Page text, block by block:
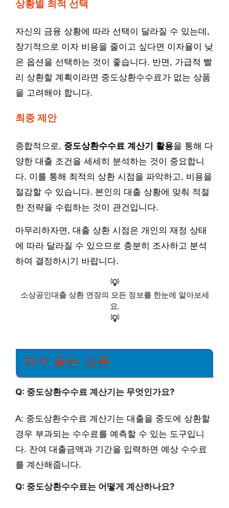
상황별 최적 선택
자신의 금융 상황에 따라 선택이 달라질 수 있는데,
장기적으로 이자 비용을 줄이고 싶다면 이자율이 낮
은 옵션을 선택하는 것이 좋습니다. 반면, 가급적 빨
리 상환할 계획이라면 중도상환수수료가 없는 상품
을 고려해야 합니다.
최종 제안
종합적으로, 중도상환수수료 계산기 활용을 통해 다
양한 대출 조건을 세세히 분석하는 것이 중요합니
다. 이를 통해 최적의 상환 시점을 파악하고, 비용을
절감할 수 있습니다. 본인의 대출 상황에 맞춰 적절
한 전략을 수립하는 것이 관건입니다.
마무리하자면, 대출 상환 시점은 개인의 재정 상태
에 따라 달라질 수 있으므로 충분히 조사하고 분석
하여 결정하시기 바랍니다.
💡
소상공인대출 상환 연장의 모든 정보를 한눈에 알아보세
요.
💡
자주 묻는 질문
Q: 중도상환수수료 계산기는 무엇인가요?
A: 중도상환수수료 계산기는 대출을 중도에 상환할
경우 부과되는 수수료를 예측할 수 있는 도구입니
다. 잔여 대출금액과 기간을 입력하면 예상 수수료
를 계산해줍니다.
Q: 중도상환수수료는 어떻게 계산하나요?